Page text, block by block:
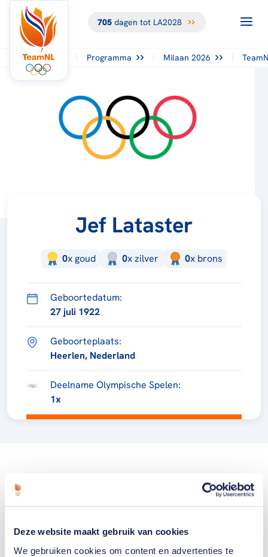
Deze website maakt gebruik van cookies
We gebruiken cookies om content en advertenties te
705dagen tot LA2028
Programma Milaan 2026
Jef Lataster
0x goud 0xzilver 0x brons
Geboortedatum:
27 juli 1922
Geboorteplaats:
Heerlen, Nederland
Deelname Olympische Spelen:
1x